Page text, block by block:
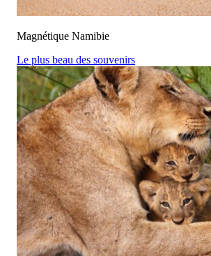
Magnétique Namibie
Le plus beau des souvenirs